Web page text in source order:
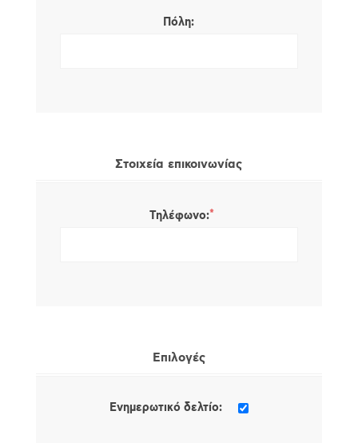
Πόλη:
Στοιχεία επικοινωνίας
Τηλέφωνο:*
Επιλογές
Ενημερωτικό δελτίο: